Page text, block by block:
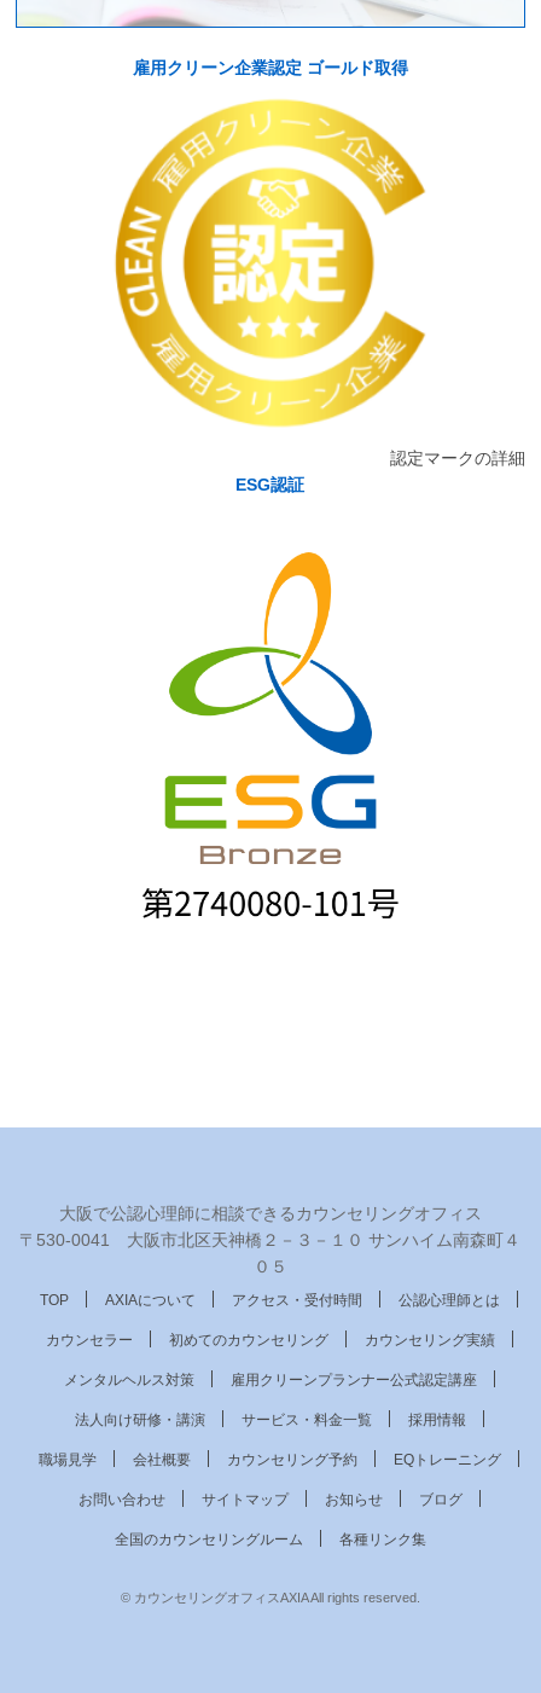
雇用クリーン企業認定 ゴールド取得
認定マークの詳細
ESG認証
大阪で公認心理師に相談できるカウンセリングオフィス
〒530‐0041 大阪市北区天神橋２－３－１０ サンハイム南森町４
０５
TOP AXIAについて アクセス・受付時間 公認心理師とは
カウンセラー 初めてのカウンセリング カウンセリング実績
メンタルヘルス対策 雇用クリーンプランナー公式認定講座
法人向け研修・講演 サービス・料金一覧 採用情報
職場見学 会社概要 カウンセリング予約 EQトレーニング
お問い合わせ サイトマップ お知らせ ブログ
全国のカウンセリングルーム 各種リンク集
© カウンセリングオフィスAXIA All rights reserved.